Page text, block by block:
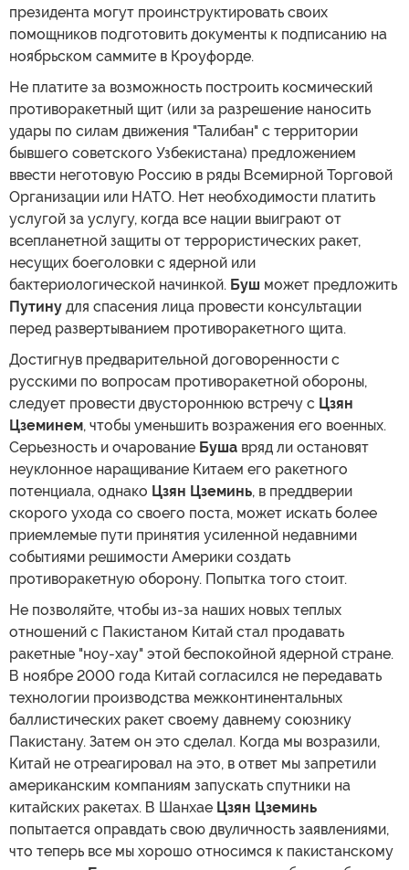
президента могут проинструктировать своих
помощников подготовить документы к подписанию на
ноябрьском саммите в Кроуфорде.
Не платите за возможность построить космический
противоракетный щит (или за разрешение наносить
удары по силам движения "Талибан" с территории
бывшего советского Узбекистана) предложением
ввести неготовую Россию в ряды Всемирной Торговой
Организации или НАТО. Нет необходимости платить
услугой за услугу, когда все нации выиграют от
всепланетной защиты от террористических ракет,
несущих боеголовки с ядерной или
бактериологической начинкой. Буш может предложить
Путину для спасения лица провести консультации
перед развертыванием противоракетного щита.
Достигнув предварительной договоренности с
русскими по вопросам противоракетной обороны,
следует провести двустороннюю встречу с Цзян
Цземинем, чтобы уменьшить возражения его военных.
Серьезность и очарование Буша вряд ли остановят
неуклонное наращивание Китаем его ракетного
потенциала, однако Цзян Цземинь, в преддверии
скорого ухода со своего поста, может искать более
приемлемые пути принятия усиленной недавними
событиями решимости Америки создать
противоракетную оборону. Попытка того стоит.
Не позволяйте, чтобы из-за наших новых теплых
отношений с Пакистаном Китай стал продавать
ракетные "ноу-хау" этой беспокойной ядерной стране.
В ноябре 2000 года Китай согласился не передавать
технологии производства межконтинентальных
баллистических ракет своему давнему союзнику
Пакистану. Затем он это сделал. Когда мы возразили,
Китай не отреагировал на это, в ответ мы запретили
американским компаниям запускать спутники на
китайских ракетах. В Шанхае Цзян Цземинь
попытается оправдать свою двуличность заявлениями,
что теперь все мы хорошо относимся к пакистанскому